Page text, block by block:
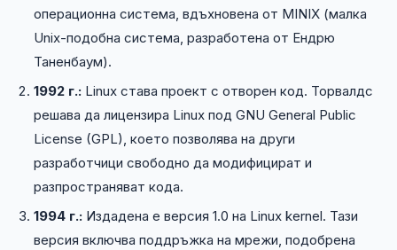
операционна система, вдъхновена от MINIX (малка
Unix-подобна система, разработена от Ендрю
Таненбаум).
1992 г.: Linux става проект с отворен код. Торвалдс
решава да лицензира Linux под GNU General Public
License (GPL), което позволява на други
разработчици свободно да модифицират и
разпространяват кода.
1994 г.: Издадена е версия 1.0 на Linux kernel. Тази
версия включва поддръжка на мрежи, подобрена